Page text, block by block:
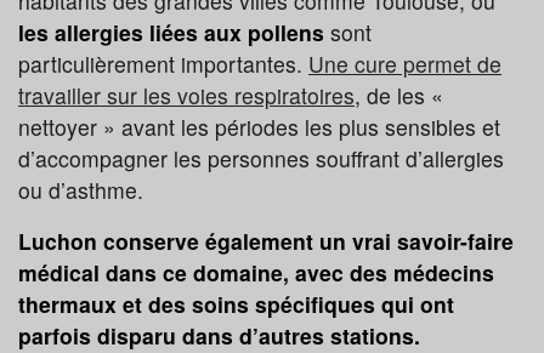
les allergies liées aux pollens sont
particulièrement importantes. Une cure permet de
travailler sur les voies respiratoires, de les «
nettoyer » avant les périodes les plus sensibles et
d’accompagner les personnes souffrant d’allergies
ou d’asthme.
Luchon conserve également un vrai savoir-faire
médical dans ce domaine, avec des médecins
thermaux et des soins spécifiques qui ont
parfois disparu dans d’autres stations.